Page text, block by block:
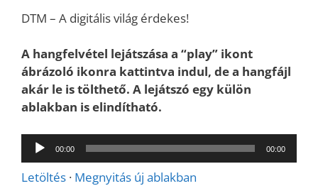
DTM – A digitális világ érdekes!
A hangfelvétel lejátszása a “play” ikont
ábrázoló ikonra kattintva indul, de a hangfájl
akár le is tölthető. A lejátszó egy külön
ablakban is elindítható.
Audió
lejátszó
00:00 00:00
Letöltés · Megnyitás új ablakban